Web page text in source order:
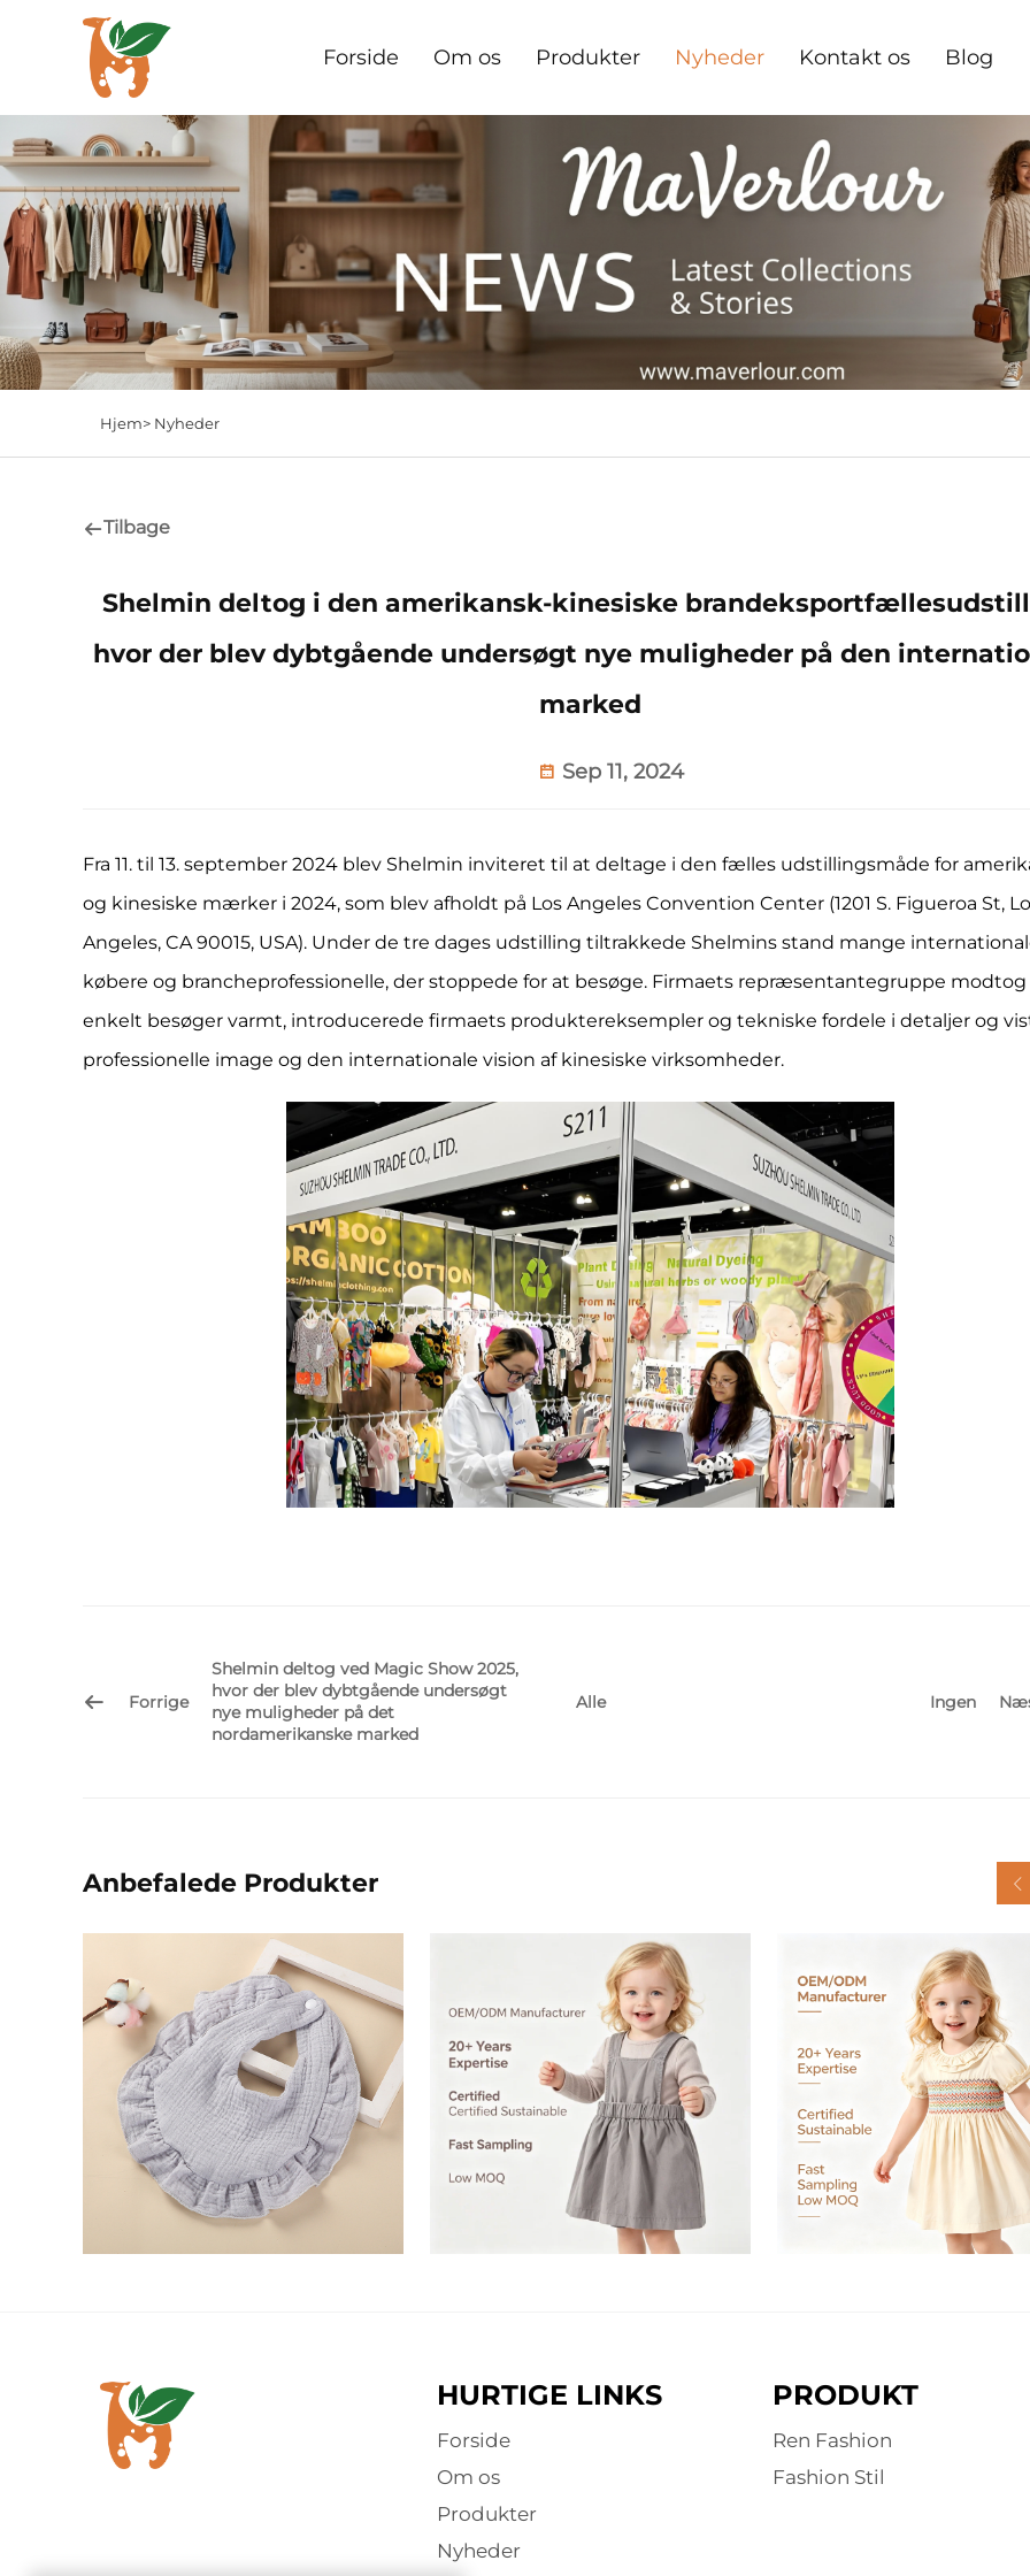
Forside Om os Produkter Nyheder Kontakt os Blog
Hjem> Nyheder
Tilbage
Shelmin deltog i den amerikansk-kinesiske
hvor der blev dybtgående undersøgt nye muligheder på den
marked
Sep 11, 2024
Fra 11. til 13. september 2024 blev Shelmin inviteret til at deltage i den fælles udstillingsmåde for
og kinesiske mærker i 2024, som blev afholdt på Los Angeles Convention Center (1201 S. Figueroa St,
Angeles, CA 90015, USA). Under de tre dages udstilling tiltrakkede Shelmins stand mange
købere og brancheprofessionelle, der stoppede for at besøge. Firmaets repræsentantegruppe
enkelt besøger varmt, introducerede firmaets produktereksempler og tekniske fordele i detaljer og
professionelle image og den internationale vision af kinesiske virksomheder.
Forrige
Shelmin deltog ved Magic Show 2025,
hvor der blev dybtgående undersøgt
nye muligheder på det
nordamerikanske marked
Alle Ingen
Anbefalede Produkter
HURTIGE LINKS
Forside
Om os
Produkter
Nyheder
PRODUKT
Ren Fashion
Fashion Stil